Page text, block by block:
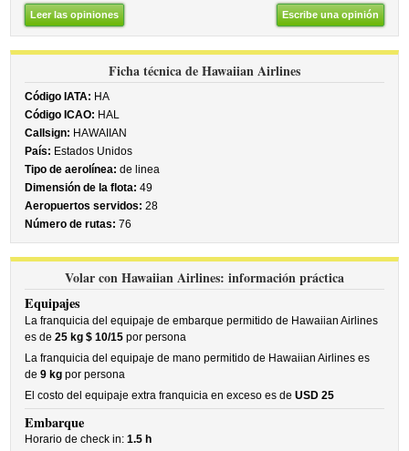
Leer las opiniones Escribe una opinión
Ficha técnica de Hawaiian Airlines
Código IATA: HA
Código ICAO: HAL
Callsign: HAWAIIAN
País: Estados Unidos
Tipo de aerolínea: de linea
Dimensión de la flota: 49
Aeropuertos servidos: 28
Número de rutas: 76
Volar con Hawaiian Airlines: información práctica
Equipajes
La franquicia del equipaje de embarque permitido de Hawaiian Airlines
es de25 kg $ 10/15 por persona
La franquicia del equipaje de mano permitido de Hawaiian Airlines es
de9 kg por persona
El costo del equipaje extra franquicia en exceso es deUSD 25
Embarque
Horario de check in:1.5 h